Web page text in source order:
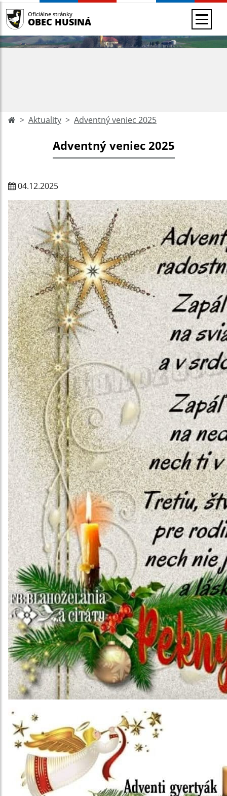
Oficiálne stránky
OBEC HUSINÁ
Aktuality Adventný veniec 2025
Adventný veniec 2025
04.12.2025